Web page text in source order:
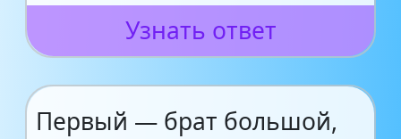
Узнать ответ
Первый — брат большой,